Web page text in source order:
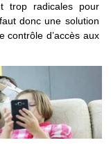
trop radicales pour
donc une solution
contrôle d’accès aux